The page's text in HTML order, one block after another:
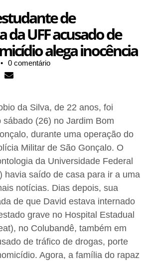
de
da UFF acusado de
alega inocência
• 0 comentário
da Silva, de 22 anos, foi
sábado (26) no Jardim Bom
durante uma operação do
Militar de São Gonçalo. O
da Universidade Federal
havia saído de casa para ir a uma
notícias. Dias depois, sua
de que David estava internado
grave no Hospital Estadual
no Colubandê, também em
de tráfico de drogas, porte
Agora, a família do rapaz